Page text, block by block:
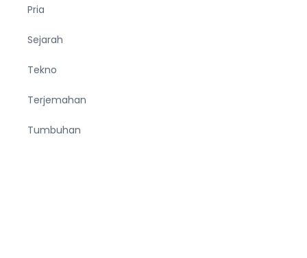
Pria
Sejarah
Tekno
Terjemahan
Tumbuhan